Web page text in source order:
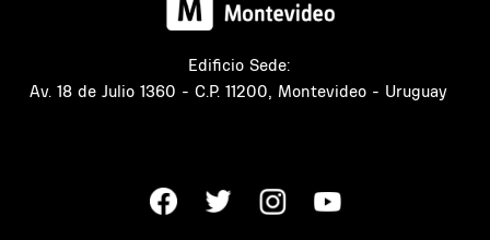
Edificio Sede:
Av. 18 de Julio 1360 - C.P. 11200, Montevideo - Uruguay